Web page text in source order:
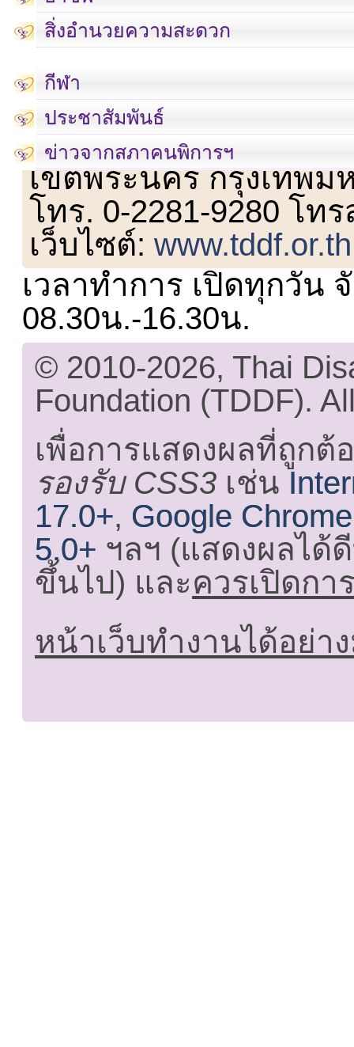
สิ่งอำนวยความสะดวก
กีฬา
ประชาสัมพันธ์
ข่าวจากสภาคนพิการฯ
เลขที่ 23 ชั้น 2 ถนนวิ
เขตพระนคร กรุงเทพม
โทร. 0-2281-9280 โท
เว็บไซต์:www.tddf.or.th
เวลาทำการ เปิดทุกวัน
08.30น.-16.30น.
© 2010-2026, Thai
Foundation (TDDF).
เพื่อการแสดงผลที่ถูกต้
รองรับ CSS3 เช่น
17.0+, Google
5.0+ ฯลฯ (แสดงผลได้
ขึ้นไป) และควรเปิดกา
หน้าเว็บทำงานได้อย่า